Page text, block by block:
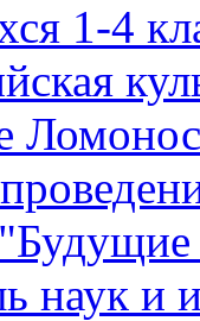
1-4
наук и